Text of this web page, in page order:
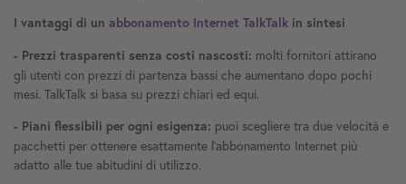
I vantaggi di un abbonamento Internet TalkTalk in sintesi
- Prezzi trasparenti senza costi nascosti: molti fornitori attirano
gli utenti con prezzi di partenza bassi che aumentano dopo pochi
mesi. TalkTalk si basa su prezzi chiari ed equi.
- Piani flessibili per ogni esigenza: puoi scegliere tra due velocità e
pacchetti per ottenere esattamente l'abbonamento Internet più
adatto alle tue abitudini di utilizzo.